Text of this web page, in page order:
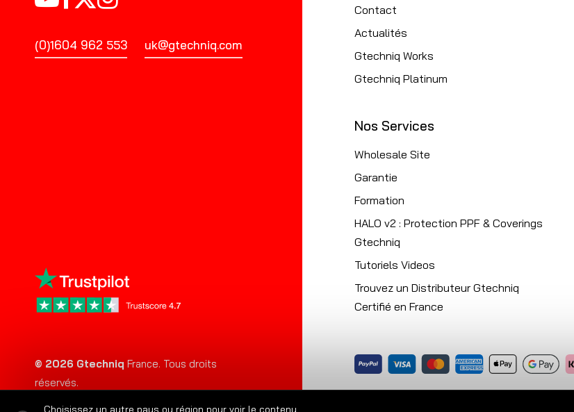
(0)1604 962 553 uk@gtechniq.com
Contact
Actualités
Gtechniq Works
Gtechniq Platinum
Nos Services
Wholesale Site
Garantie
Formation
HALO v2 : Protection PPF & Coverings
Gtechniq
Tutoriels Videos
Trouvez un Distributeur Gtechniq
Certifié en France
© 2026 Gtechniq France. Tous droits
réservés.
Choisissez un autre pays ou région pour voir le contenu